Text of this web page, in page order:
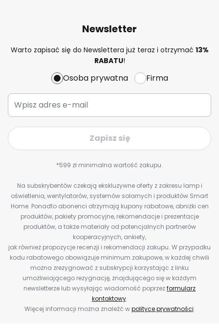
Newsletter
Warto zapisać się do Newslettera już teraz i otrzymać 13%
RABATU!
Osoba prywatna Firma
Zapisz się
*599 zł minimalna wartość zakupu.
Na subskrybentów czekają ekskluzywne oferty z zakresu lamp i
oświetlenia, wentylatorów, systemów solarnych i produktów Smart
Home. Ponadto abonenci otrzymają kupony rabatowe, obniżki cen
produktów, pakiety promocyjne, rekomendacje i prezentacje
produktów, a także materiały od potencjalnych partnerów
kooperacyjnych, ankiety,
jak również propozycje recenzji i rekomendacji zakupu. W przypadku
kodu rabatowego obowiązuje minimum zakupowe, w każdej chwili
można zrezygnować z subskrypcji korzystając z linku
umożliwiającego rezygnację, znajdującego się w każdym
newsletterze lub wysyłając wiadomość poprzezformularz
kontaktowy.
Więcej informacji można znaleźć wpolityce prywatności.